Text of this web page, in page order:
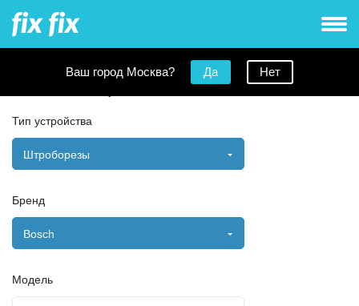
Ваш город Москва? Да Нет
Тип устройства
Штроборезы
Бренд
Bosch
Модель